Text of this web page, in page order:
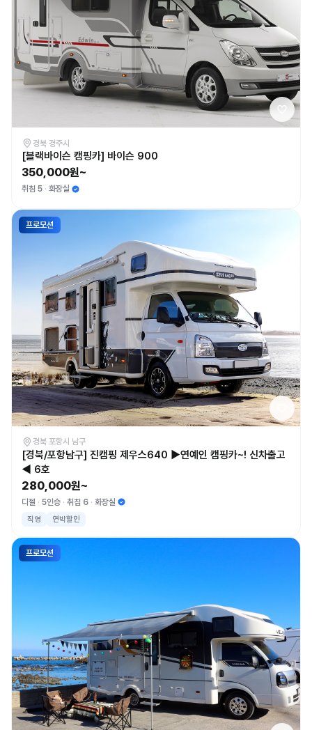
경북 경주시
[블랙바이슨 캠핑카] 바이슨 900
350,000원~
취침 5 화장실
프로모션
경북 포항시 남구
[경북/포항남구] 진캠핑 제우스640 ▶연예인 캠핑카~! 신차출고
◀ 6호
280,000원~
디젤 5인승 취침 6 화장실
직영 연박할인
프로모션